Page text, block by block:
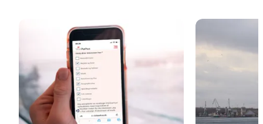
Oplevelser og event KrydstogtNyt